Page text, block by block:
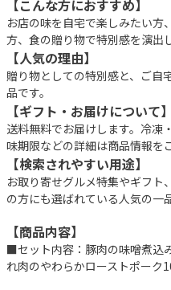
【こんな方におすすめ】
お店の味を自宅で楽しみたい方
方、食の贈り物で特別感を演出
【人気の理由】
贈り物としての特別感と、ご自
品です。
【ギフト・お届けについて】
送料無料でお届けします。冷凍
味期限などの詳細は商品情報を
【検索されやすい用途】
お取り寄せグルメ特集やギフト
の方にも選ばれている人気の一
【商品内容】
■セット内容：豚肉の味噌煮込
れ肉のやわらかローストポーク